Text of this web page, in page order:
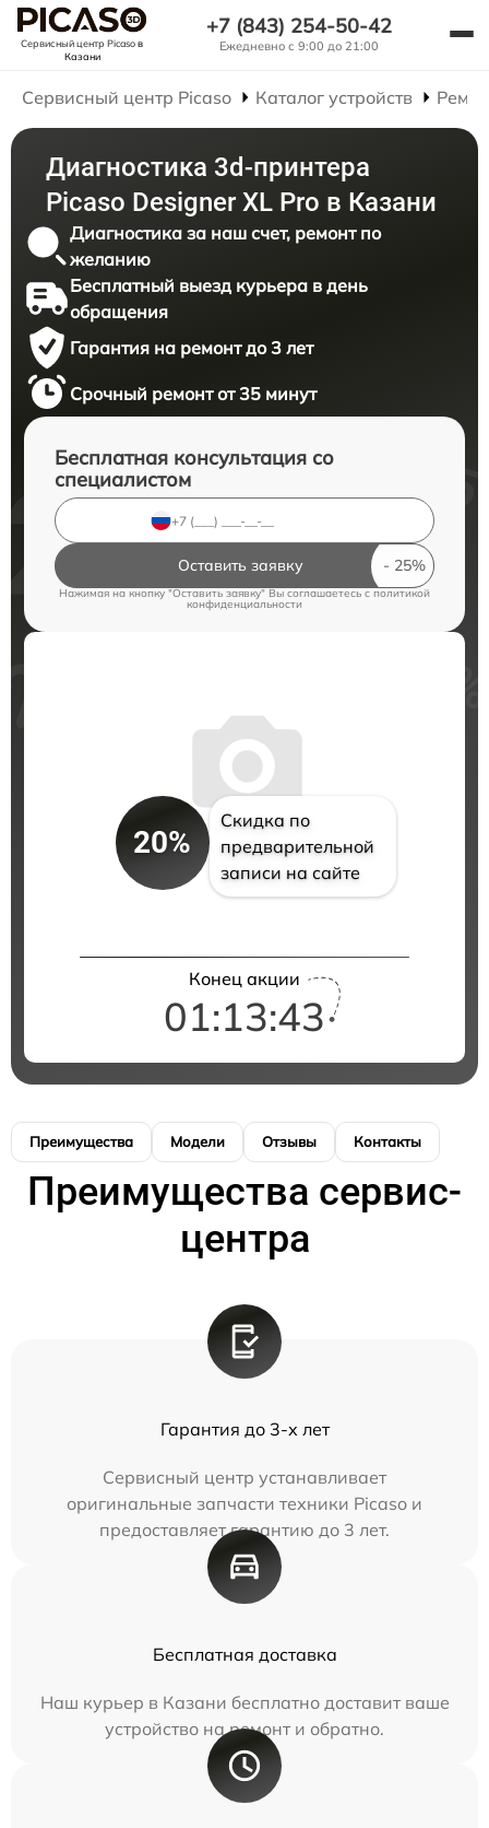
Сервисный центр Picasoв
Казани
+7 (843) 254-50-42
Ежедневно с 9:00 до 21:00
Сервисный центр Picaso Каталог устройств
Диагностика 3d-принтера
Picaso Designer XL Pro в Казани
Диагностика за наш счет, ремонт по
желанию
Бесплатный выезд курьера в день
обращения
Гарантия на ремонт до 3 лет
Срочный ремонт от 35 минут
Бесплатная консультация со
специалистом
Оставить заявку
Нажимая на кнопку "Оставить заявку" Вы соглашаетесь cполитикой
конфиденциальности
20%
Скидка по
предварительной
записи на сайте
Конец акции
01:13:43
Преимущества Модели Отзывы Контакты
Преимущества сервис-
центра
Гарантия до 3-х лет
Сервисный центр устанавливает
оригинальные запчасти техники Picaso и
предоставляет гарантию до 3 лет.
Бесплатная доставка
Наш курьер в Казани бесплатно доставит ваше
устройство на ремонт и обратно.